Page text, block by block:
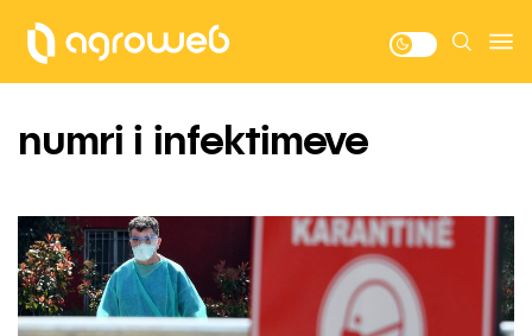
numri i infektimeve